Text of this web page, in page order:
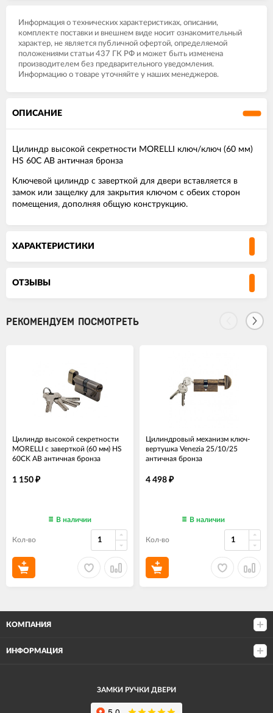
Информация о технических характеристиках, описании,
комплекте поставки и внешнем виде носит ознакомительный
характер, не является публичной офертой, определяемой
положениями статьи 437 ГК РФ и может быть изменена
производителем без предварительного уведомления.
Информацию о товаре уточняйте у наших менеджеров.
ОПИСАНИЕ
Цилиндр высокой секретности MORELLI ключ/ключ (60 мм)
HS 60C AB античная бронза
Ключевой цилиндр с заверткой для двери вставляется в
замок или защелку для закрытия ключом с обеих сторон
помещения, дополняя общую конструкцию.
ХАРАКТЕРИСТИКИ
ОТЗЫВЫ
РЕКОМЕНДУЕМ ПОСМОТРЕТЬ
Цилиндр высокой секретности
MORELLI с заверткой (60 мм) HS
60CK AB античная бронза
1 150 ₽
В наличии
Кол-во
Цилиндровый механизм ключ-
вертушка Venezia 25/10/25
античная бронза
4 498 ₽
В наличии
Кол-во
КОМПАНИЯ
ИНФОРМАЦИЯ
ЗАМКИ РУЧКИ ДВЕРИ